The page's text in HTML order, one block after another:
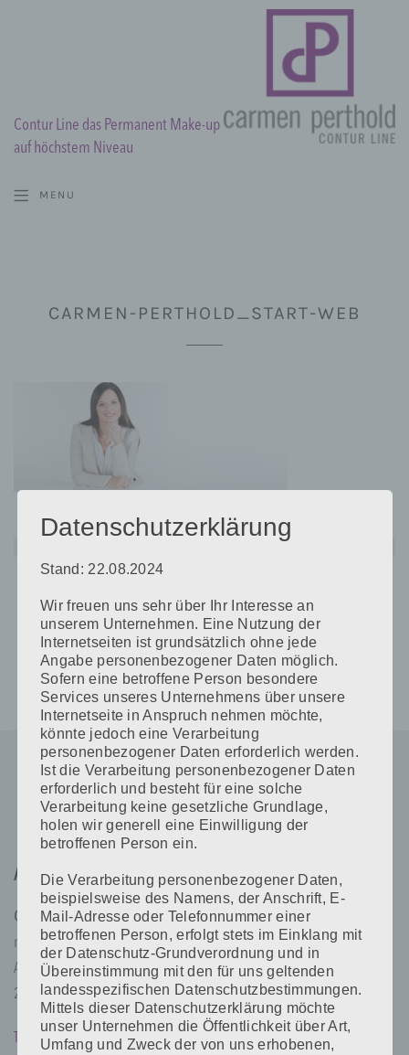
Contur Line das Permanent Make-up
auf höchstem Niveau
MENU
CARMEN-PERTHOLD_START-WEB
Adresse
Contur Line
med ästhetik institut GmbH
Alexanderstr. 125
26121 Oldenburg
Tel 0441 87964
Datenschutzerklärung
Stand: 22.08.2024
Wir freuen uns sehr über Ihr Interesse an
unserem Unternehmen. Eine Nutzung der
Internetseiten ist grundsätzlich ohne jede
Angabe personenbezogener Daten möglich.
Sofern eine betroffene Person besondere
Services unseres Unternehmens über unsere
Internetseite in Anspruch nehmen möchte,
könnte jedoch eine Verarbeitung
personenbezogener Daten erforderlich werden.
Ist die Verarbeitung personenbezogener Daten
erforderlich und besteht für eine solche
Verarbeitung keine gesetzliche Grundlage,
holen wir generell eine Einwilligung der
betroffenen Person ein.
Die Verarbeitung personenbezogener Daten,
beispielsweise des Namens, der Anschrift, E-
Mail-Adresse oder Telefonnummer einer
betroffenen Person, erfolgt stets im Einklang mit
der Datenschutz-Grundverordnung und in
Übereinstimmung mit den für uns geltenden
landesspezifischen Datenschutzbestimmungen.
Mittels dieser Datenschutzerklärung möchte
unser Unternehmen die Öffentlichkeit über Art,
Umfang und Zweck der von uns erhobenen,